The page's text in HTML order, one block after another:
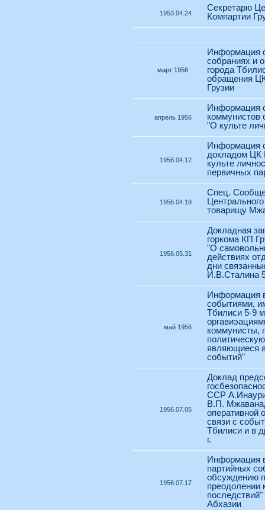
1953.04.24
Секретарю
Компартии
март 1956
Информация
собраниях и
города
обращения
Грузии
апрель 1956
Информация
"О культе
1956.04.12
Информация
докладом ЦК
культе
первичных
1956.04.18
Спец.
товарищу
1956.05.31
Докладная
горкома КП
"О
действиях
дни
И.В.Сталина
май 1956
Информация
событиями,
Тбилиси 5-9
коммунисты,
являющиеся
событий"
1956.07.05
Доклад
ССР
В.П.
оперативной
связи с
Тбилиси и в
г.
1956.07.17
Информация
партийных
обсуждению
преодолении
Абхазии